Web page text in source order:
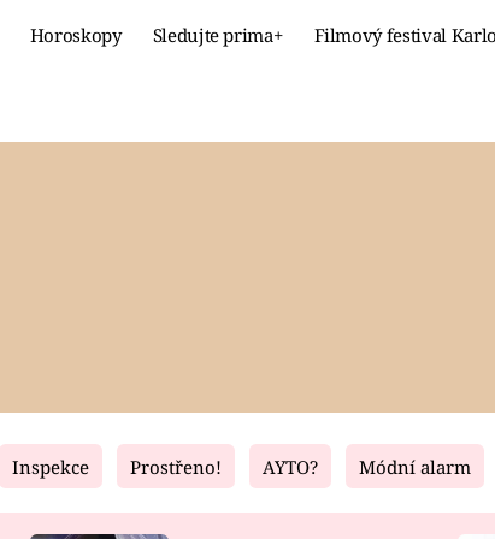
Horoskopy Sledujte prima+ Filmový festival
Fresh Living
Inspekce Prostřeno! AYTO? Módní alarm